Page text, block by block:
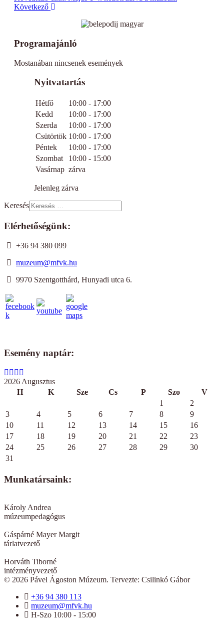
Következő
Programajánló
Mostanában nincsenek események
Nyitvatartás
Hétfő
10:00 - 17:00
Kedd
10:00 - 17:00
Szerda
10:00 - 17:00
Csütörtök 10:00 - 17:00
Péntek
10:00 - 17:00
Szombat
10:00 - 15:00
Vasárnap zárva
Jelenleg zárva
Keresés
Elérhetőségünk:
+36 94 380 099
muzeum@mfvk.hu
9970 Szentgotthárd, Hunyadi utca 6.
Esemény naptár:
2026 Augusztus
H
K Sze Cs P Szo
V
1
2
3
4 5 6 7 8
9
10
11 12 13 14 15
16
17
18 19 20 21 22
23
24
25 26 27 28 29
30
31
Munkatársaink:
Károly Andrea
múzeumpedagógus
Gáspárné Mayer Margit
tárlatvezető
Horváth Tiborné
intézményvezető
© 2026 Pável Ágoston Múzeum. Tervezte: Csilinkó Gábor
+36 94 380 113
muzeum@mfvk.hu
H-Szo 10:00 - 15:00